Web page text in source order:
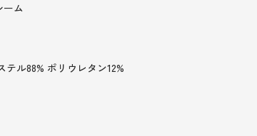
ーム
ル88% ポリウレタン12%